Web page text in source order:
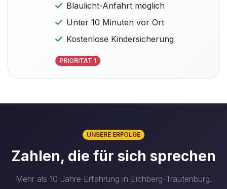
Blaulicht-Anfahrt möglich
Unter 10 Minuten vor Ort
Kostenlose Kindersicherung
PRIORITÄT 1
UNSERE ERFOLGE
Zahlen, die für sich sprechen
Mehr als 10 Jahre Erfahrung in Eichberg-Trautenburg.